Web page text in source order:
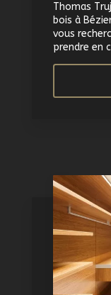
Thomas
bois à
vous
prendre en